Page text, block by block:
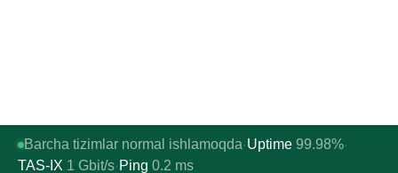
Barcha tizimlar normal ishlamoqda·Uptime 99.98%·
TAS-IX 1 Gbit/s· Ping 0.2 ms